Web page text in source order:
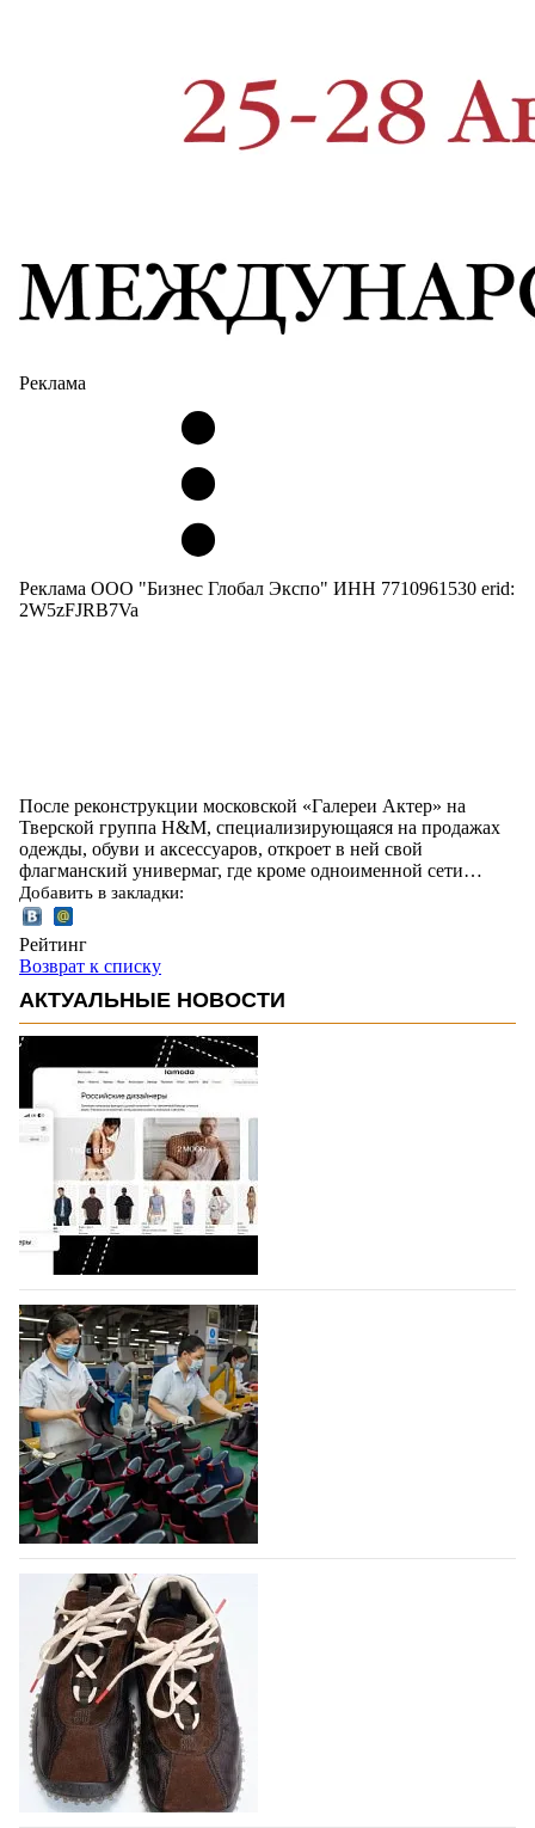
Реклама
Реклама ООО "Бизнес Глобал Экспо" ИНН 7710961530 erid:
2W5zFJRB7Va
После реконструкции московской «Галереи Актер» на
Тверской группа H&M, специализирующаяся на продажах
одежды, обуви и аксессуаров, откроет в ней свой
флагманский универмаг, где кроме одноименной сети…
Добавить в закладки:
Рейтинг
Возврат к списку
АКТУАЛЬНЫЕ НОВОСТИ
На платформе Lamoda - новый раздел и
условия продвижения локальных
дизайнерских марок
Российский маркетплейс Lamoda решил обновить
раздел для продажи продукции локальных
дизайнерских марок одежды, обуви и аксессуаров.
Бренды также получат маркетинговую…
06.08.2026 217
Объем мирового производства обуви в
2025 году практически не увеличился
В 2025 году мировое производство обуви
практически не изменилось, зафиксировав
незначительный рост на 0,1% до 24,6 млрд пар, -
данные опубликованы в аналитическом вестнике
«Всемирный ежегодник обуви 2026», Португальской